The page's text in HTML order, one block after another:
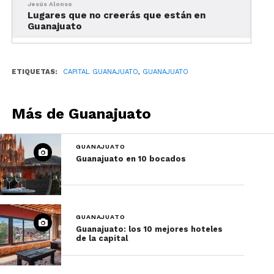
hombre de 70 años que decide inscribirse en la
universidad y así cambiar las vidas de muchos.
Esta película fue filmada en Guanajuato capital,
Guanajuato, la Plaza de San Fernando, el Santo Café
Jesús Alonso
Lugares que no creerás que están en
Guanajuato
ETIQUETAS: CAPITAL GUANAJUATO, GUANAJUATO
Más de Guanajuato
GUANAJUATO
Guanajuato en 10 bocados
GUANAJUATO
Guanajuato: los 10 mejores hoteles
de la capital